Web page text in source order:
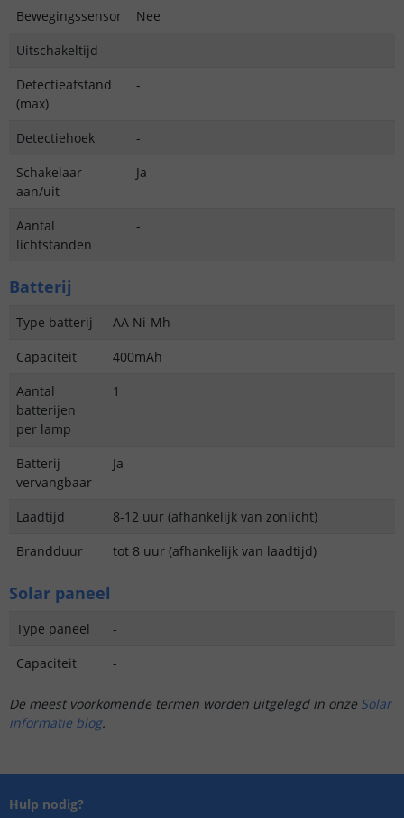
Bewegingssensor
Nee
Uitschakeltijd
-
Detectieafstand
(max)
-
Detectiehoek
-
Schakelaar
aan/uit
Ja
Aantal
lichtstanden
-
Batterij
Type batterij
AA Ni-Mh
Capaciteit
400mAh
Aantal
batterijen
per lamp
1
Batterij
vervangbaar
Ja
Laadtijd
8-12 uur (afhankelijk van zonlicht)
Brandduur
tot 8 uur (afhankelijk van laadtijd)
Solar paneel
Type paneel
-
Capaciteit
-
De meest voorkomende termen worden uitgelegd in onze Solar
informatie blog.
Hulp nodig?